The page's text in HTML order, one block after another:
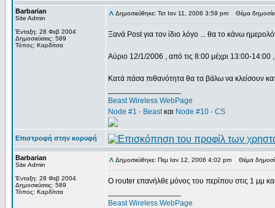
Barbarian
Site Admin
Ένταξη: 28 Φεβ 2004
Δημοσιεύσεις: 589
Τόπος: Καρδίτσα
Δημοσιεύθηκε: Τετ Ιαν 11, 2006 3:59 pm Θέμα
Ξανά Post για τον ίδιο λόγο ... θα το κάνω
Αύριο 12/1/2006 , από τις 8:00 μέχρι 13:00-14:00 ,
Κατά πάσα πιθανότητα θα τα βάλω να κλείσουν
Beast Wireless WebPage
Node #1 - Beastκαι Node #10 - CS
Επιστροφή στην κορυφή
Barbarian
Site Admin
Ένταξη: 28 Φεβ 2004
Δημοσιεύσεις: 589
Τόπος: Καρδίτσα
Δημοσιεύθηκε: Πεμ Ιαν 12, 2006 4:02 pm Θέμα
Ο router επανήλθε μόνος του περίπου στις 1 μμ
Beast Wireless WebPage